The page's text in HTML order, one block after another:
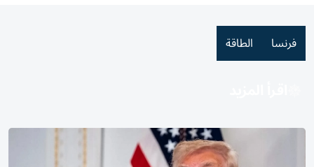
فرنسا الطاقة